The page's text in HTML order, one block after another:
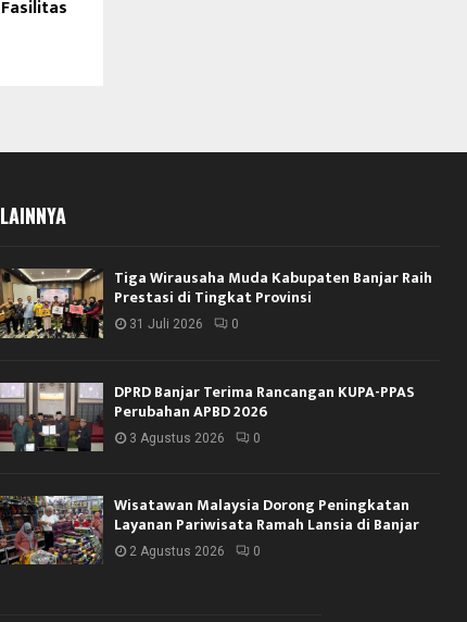
LAINNYA
Tiga Wirausaha Muda Kabupaten Banjar Raih
Prestasi di Tingkat Provinsi
31 Juli 2026 0
DPRD Banjar Terima Rancangan KUPA-PPAS
Perubahan APBD 2026
3 Agustus 2026 0
Wisatawan Malaysia Dorong Peningkatan
Layanan Pariwisata Ramah Lansia di Banjar
2 Agustus 2026 0